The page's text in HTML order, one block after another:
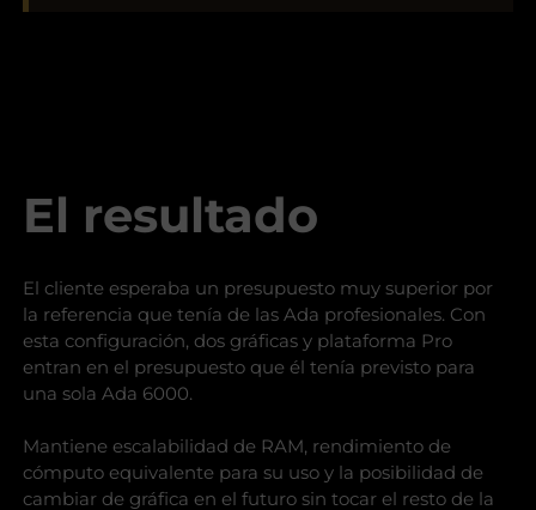
El resultado
El cliente esperaba un presupuesto muy superior por
la referencia que tenía de las Ada profesionales. Con
esta configuración, dos gráficas y plataforma Pro
entran en el presupuesto que él tenía previsto para
una sola Ada 6000.
Mantiene escalabilidad de RAM, rendimiento de
cómputo equivalente para su uso y la posibilidad de
cambiar de gráfica en el futuro sin tocar el resto de la